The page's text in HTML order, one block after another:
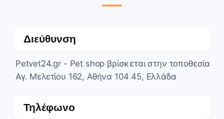
Διεύθυνση
Petvet24.gr - Pet shop βρίσκεται στην τοποθεσία
Αγ. Μελετίου 162, Αθήνα 104 45, Ελλάδα
Τηλέφωνο